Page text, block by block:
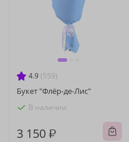
4.9 (559)
Букет "Флёр-де-Лис"
В наличии
3 150 ₽